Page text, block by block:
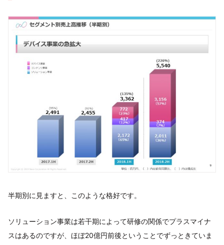
半期別に見ますと、このような格好です。
ソリューション事業は若干期によって研修の関係でプラスマイナ
スはあるのですが、ほぼ20億円前後ということでずっときていま